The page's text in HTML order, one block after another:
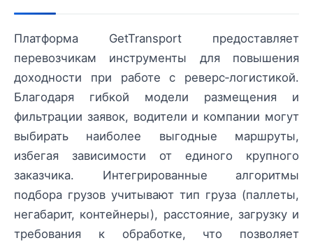
Платформа GetTransport предоставляет
перевозчикам инструменты для повышения
доходности при работе с реверс‑логистикой.
Благодаря гибкой модели размещения и
фильтрации заявок, водители и компании могут
выбирать наиболее выгодные маршруты,
избегая зависимости от единого крупного
заказчика. Интегрированные алгоритмы
подбора грузов учитывают тип груза (паллеты,
негабарит, контейнеры), расстояние, загрузку и
требования к обработке, что позволяет